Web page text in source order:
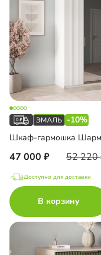
-10%
47 000 52 220
Доступно для доставки
В корзину